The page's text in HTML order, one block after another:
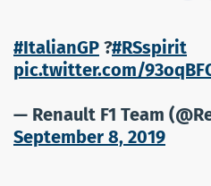
#ItalianGP ?#RSspirit
pic.twitter.com/
— Renault F1 Team
September 8, 2019